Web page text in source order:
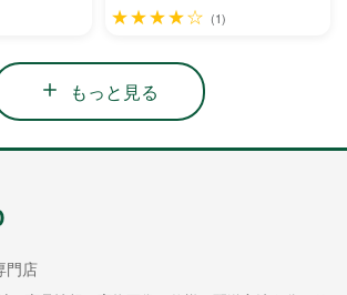
★★★★☆ (1)
もっと見る
門店